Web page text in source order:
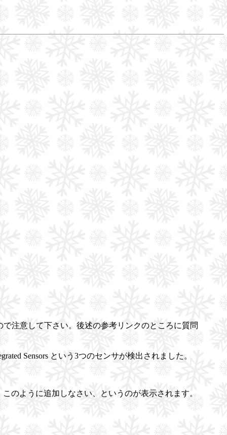
注意して下さい。後述の参考リンクのところに質問
Sensors という3つのセンサが検出されました。
このように追加しなさい、というのが表示されます。